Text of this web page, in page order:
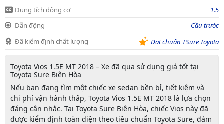
Dung tích động cơ
1.5
Dẫn động
Cầu trước
Đã kiểm định chất lượng
Đạt chuẩn TSure Toyota
Toyota Vios 1.5E MT 2018 – Xe đã qua sử dụng giá tốt tại
Toyota Sure Biên Hòa
Nếu bạn đang tìm một chiếc xe sedan bền bỉ, tiết kiệm và
chi phí vận hành thấp, Toyota Vios 1.5E MT 2018là lựa chọn
đáng cân nhắc. Tại Toyota Sure Biên Hòa, chiếc Vios này đã
được kiểm định toàn diện theo tiêu chuẩn Toyota Sure, đảm